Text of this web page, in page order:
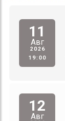
11
Авг
2026
19:00
12
Авг